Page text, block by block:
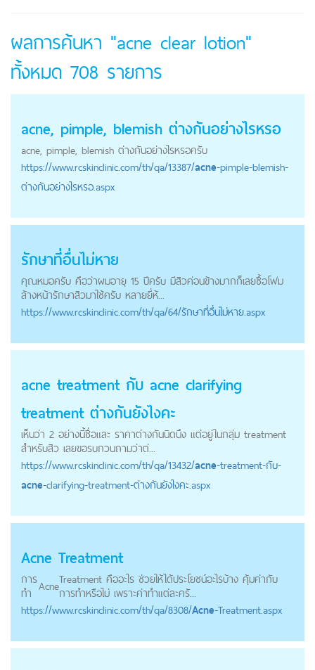
ผลการค้นหา "acne clear lotion"
ทั้งหมด 708 รายการ
acne, pimple, blemish ต่างกันอย่างไรหรอ
acne, pimple, blemish ต่างกันอย่างไรหรอครับ
https://www.rcskinclinic.com/th/qa/13387/acne-pimple-blemish-
ต่างกันอย่างไรหรอ.aspx
รักษาที่อื่นไม่หาย
คุณหมอครับ คือว่าผมอายุ 15 ปีครับ มีสิวค่อนข้างมากก็เลยซื้อโฟม
ล้างหน้ารักษาสิวมาใช้ครับ หลายยี่ห้...
https://www.rcskinclinic.com/th/qa/64/รักษาที่อื่นไม่หาย.aspx
acne treatment กับ acne clarifying
treatment ต่างกันยังไงคะ
เห็นว่า 2 อย่างนี้ชื่อและ ราคาต่างกันนิดนึง แต่อยู่ในกลุ่ม treatment
สำหรับสิว เลยขอรบกวนถามว่าต่...
https://www.rcskinclinic.com/th/qa/13432/acne-treatment-กับ-
acne-clarifying-treatment-ต่างกันยังไงคะ.aspx
Acne Treatment
การ
ทำ AcneTreatment คืออะไร ช่วยให้ได้ประโยชน์อะไรบ้าง คุ้มค่ากับ
การทำหรือไม่ เพราะค่าทำแต่ละครั...
https://www.rcskinclinic.com/th/qa/8308/Acne-Treatment.aspx